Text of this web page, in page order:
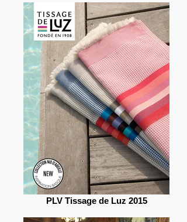
PLV Tissage de Luz 2015